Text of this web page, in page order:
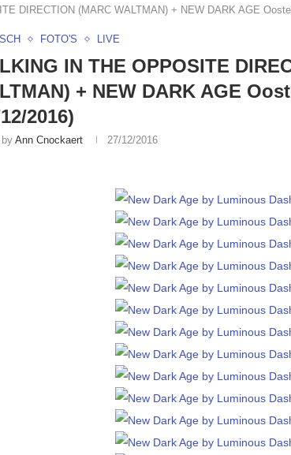
DIRECTION (MARC WALTMAN) + NEW DARK AGE
FOTO'S LIVE
IN THE OPPOSITE
+ NEW DARK AGE
2016)
Ann Cnockaert 27/12/2016